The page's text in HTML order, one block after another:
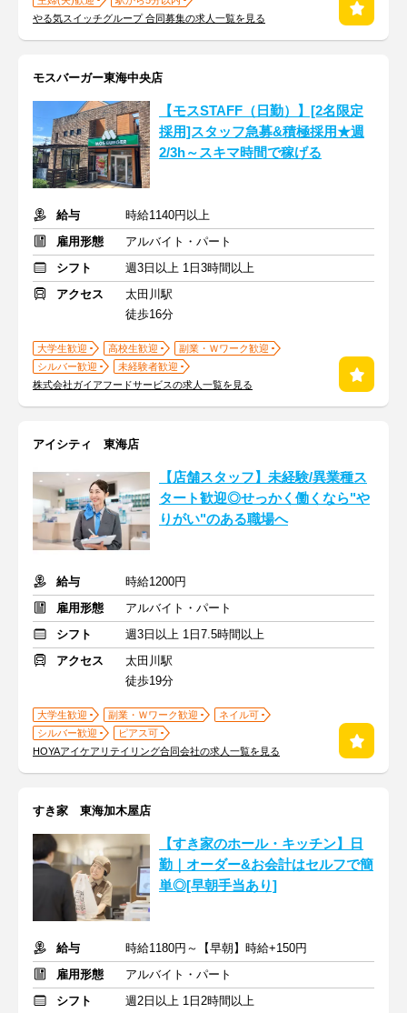
やる気スイッチグループ 合同募集の求人一覧を見る
モスバーガー東海中央店
【モスSTAFF（日勤）】[2名限定
採用]スタッフ急募&積極採用★週
2/3h～スキマ時間で稼げる
給与
時給1140円以上
雇用形態
アルバイト・パート
シフト
週3日以上 1日3時間以上
アクセス
太田川駅
徒歩16分
大学生歓迎 高校生歓迎
副業・Ｗワーク歓迎
シルバー歓迎
未経験者歓迎
株式会社ガイアフードサービスの求人一覧を見る
アイシティ 東海店
【店舗スタッフ】未経験/異業種ス
タート歓迎◎せっかく働くなら"や
りがい"のある職場へ
給与
時給1200円
雇用形態
アルバイト・パート
シフト
週3日以上 1日7.5時間以上
アクセス
太田川駅
徒歩19分
大学生歓迎 副業・Ｗワーク歓迎
ネイル可
シルバー歓迎
ピアス可
HOYAアイケアリテイリング合同会社の求人一覧を見る
すき家 東海加木屋店
【すき家のホール・キッチン】日
勤｜オーダー&お会計はセルフで簡
単◎[早朝手当あり]
給与
時給1180円～【早朝】時給+150円
雇用形態
アルバイト・パート
シフト
週2日以上 1日2時間以上